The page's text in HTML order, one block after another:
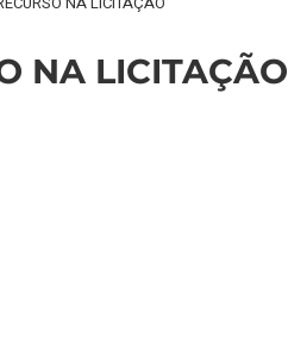
NA LICITAÇÃO